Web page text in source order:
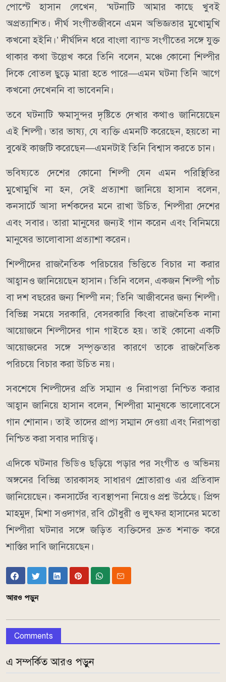
পোস্টে হাসান লেখেন, ‘ঘটনাটি আমার কাছে খুবই
অপ্রত্যাশিত। দীর্ঘ সংগীতজীবনে এমন অভিজ্ঞতার মুখোমুখি
কখনো হইনি।’ দীর্ঘদিন ধরে বাংলা ব্যান্ড সংগীতের সঙ্গে যুক্ত
থাকার কথা উল্লেখ করে তিনি বলেন, মঞ্চে কোনো শিল্পীর
দিকে বোতল ছুড়ে মারা হতে পারে—এমন ঘটনা তিনি আগে
কখনো দেখেননি বা ভাবেননি।
তবে ঘটনাটি ক্ষমাসুন্দর দৃষ্টিতে দেখার কথাও জানিয়েছেন
এই শিল্পী। তার ভাষ্য, যে ব্যক্তি এমনটি করেছেন, হয়তো না
বুঝেই কাজটি করেছেন—এমনটাই তিনি বিশ্বাস করতে চান।
ভবিষ্যতে দেশের কোনো শিল্পী যেন এমন পরিস্থিতির
মুখোমুখি না হন, সেই প্রত্যাশা জানিয়ে হাসান বলেন,
কনসার্টে আসা দর্শকদের মনে রাখা উচিত, শিল্পীরা দেশের
এবং সবার। তারা মানুষের জন্যই গান করেন এবং বিনিময়ে
মানুষের ভালোবাসা প্রত্যাশা করেন।
শিল্পীদের রাজনৈতিক পরিচয়ের ভিত্তিতে বিচার না করার
আহ্বানও জানিয়েছেন হাসান। তিনি বলেন, একজন শিল্পী পাঁচ
বা দশ বছরের জন্য শিল্পী নন; তিনি আজীবনের জন্য শিল্পী।
বিভিন্ন সময়ে সরকারি, বেসরকারি কিংবা রাজনৈতিক নানা
আয়োজনে শিল্পীদের গান গাইতে হয়। তাই কোনো একটি
আয়োজনের সঙ্গে সম্পৃক্ততার কারণে তাকে রাজনৈতিক
পরিচয়ে বিচার করা উচিত নয়।
সবশেষে শিল্পীদের প্রতি সম্মান ও নিরাপত্তা নিশ্চিত করার
আহ্বান জানিয়ে হাসান বলেন, শিল্পীরা মানুষকে ভালোবেসে
গান শোনান। তাই তাদের প্রাপ্য সম্মান দেওয়া এবং নিরাপত্তা
নিশ্চিত করা সবার দায়িত্ব।
এদিকে ঘটনার ভিডিও ছড়িয়ে পড়ার পর সংগীত ও অভিনয়
অঙ্গনের বিভিন্ন তারকাসহ সাধারণ শ্রোতারাও এর প্রতিবাদ
জানিয়েছেন। কনসার্টের ব্যবস্থাপনা নিয়েও প্রশ্ন উঠেছে। প্রিন্স
মাহমুদ, মিশা সওদাগর, রবি চৌধুরী ও লুৎফর হাসানের মতো
শিল্পীরা ঘটনার সঙ্গে জড়িত ব্যক্তিদের দ্রুত শনাক্ত করে
শাস্তির দাবি জানিয়েছেন।
আরও পড়ুন
Comments
এ সম্পর্কিত আরও পড়ুন